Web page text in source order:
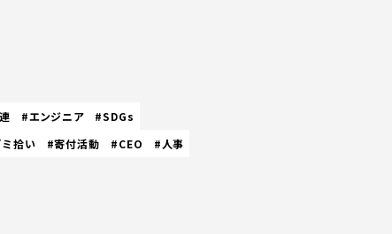
#エンジニア
#SDGs
拾い #寄付活動 #CEO
#人事